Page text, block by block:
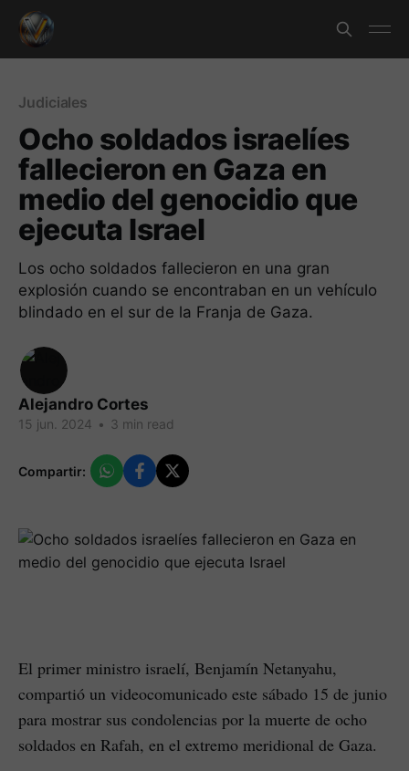
Judiciales
Ocho soldados israelíes
fallecieron en Gaza en
medio del genocidio que
ejecuta Israel
Los ocho soldados fallecieron en una gran
explosión cuando se encontraban en un vehículo
blindado en el sur de la Franja de Gaza.
Alejandro Cortes
15 jun. 2024 • 3 min read
Compartir:
El primer ministro israelí, Benjamín Netanyahu,
compartió un videocomunicado este sábado 15 de junio
para mostrar sus condolencias por la muerte de ocho
soldados en Rafah, en el extremo meridional de Gaza.